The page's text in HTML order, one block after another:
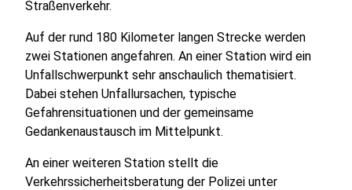
Straßenverkehr.
Auf der rund 180 Kilometer langen Strecke werden
zwei Stationen angefahren. An einer Station wird ein
Unfallschwerpunkt sehr anschaulich thematisiert.
Dabei stehen Unfallursachen, typische
Gefahrensituationen und der gemeinsame
Gedankenaustausch im Mittelpunkt.
An einer weiteren Station stellt die
Verkehrssicherheitsberatung der Polizei unter